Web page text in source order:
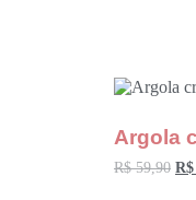
Argola
R$59,90 R$